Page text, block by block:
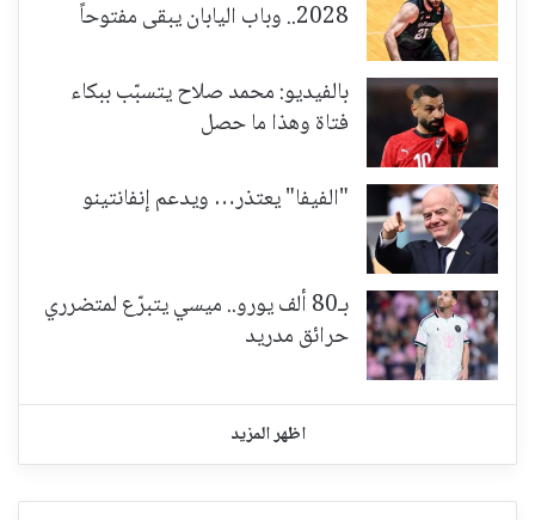
2028.. وباب اليابان يبقى مفتوحاً
بالفيديو: محمد صلاح يتسبّب ببكاء
فتاة وهذا ما حصل
"الفيفا" يعتذر… ويدعم إنفانتينو
بـ80 ألف يورو.. ميسي يتبرّع لمتضرري
حرائق مدريد
اظهر المزيد